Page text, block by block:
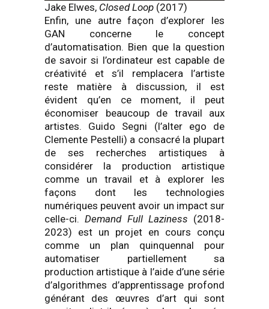
Jake Elwes, Closed Loop (2017)
Enfin, une autre façon d’explorer les
GAN concerne le concept
d’automatisation. Bien que la question
de savoir si l’ordinateur est capable de
créativité et s’il remplacera l’artiste
reste matière à discussion, il est
évident qu’en ce moment, il peut
économiser beaucoup de travail aux
artistes. Guido Segni (l’alter ego de
Clemente Pestelli) a consacré la plupart
de ses recherches artistiques à
considérer la production artistique
comme un travail et à explorer les
façons dont les technologies
numériques peuvent avoir un impact sur
celle-ci.Demand Full Laziness (2018-
2023) est un projet en cours conçu
comme un plan quinquennal pour
automatiser partiellement sa
production artistique à l’aide d’une série
d’algorithmes d’apprentissage profond
générant des œuvres d’art qui sont